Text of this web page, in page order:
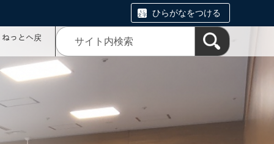
ひらがなをつける
っとへ戻